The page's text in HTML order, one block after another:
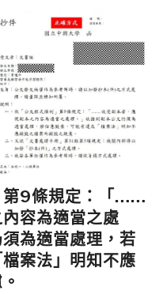
第9條規定：「……
容為適當之處
為適當處理，若
案法」明知不應